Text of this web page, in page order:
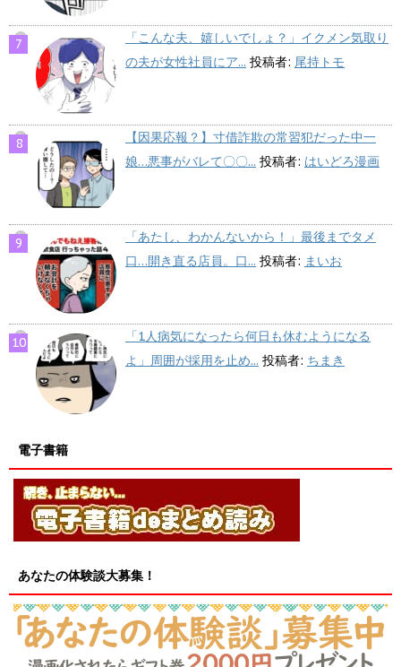
「こんな夫、嬉しいでしょ？」イクメン気取り
の夫が女性社員にア... 投稿者: 尾持トモ
【因果応報？】寸借詐欺の常習犯だった中一
娘…悪事がバレて〇〇... 投稿者: はいどろ漫画
「あたし、わかんないから！」最後までタメ
口…開き直る店員。口... 投稿者: まいお
「1人病気になったら何日も休むようになる
よ」周囲が採用を止め... 投稿者: ちまき
電子書籍
あなたの体験談大募集！